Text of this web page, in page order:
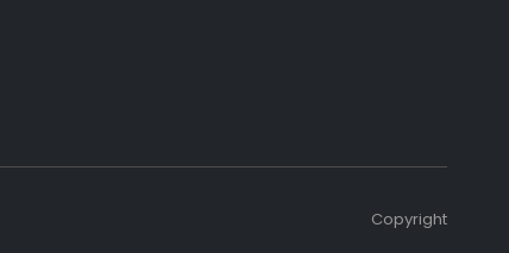
Copyright